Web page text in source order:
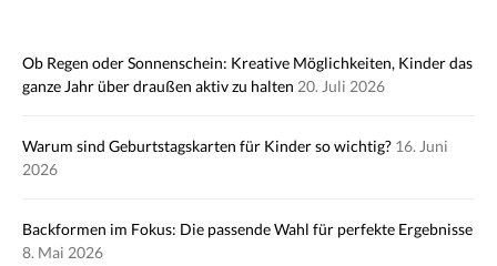
Ob Regen oder Sonnenschein: Kreative Möglichkeiten, Kinder das
ganze Jahr über draußen aktiv zu halten 20. Juli 2026
Warum sind Geburtstagskarten für Kinder so wichtig? 16. Juni
2026
Backformen im Fokus: Die passende Wahl für perfekte Ergebnisse
8. Mai 2026